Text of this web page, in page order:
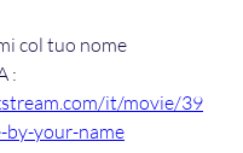
col tuo nome
it/movie/39
by-your-name